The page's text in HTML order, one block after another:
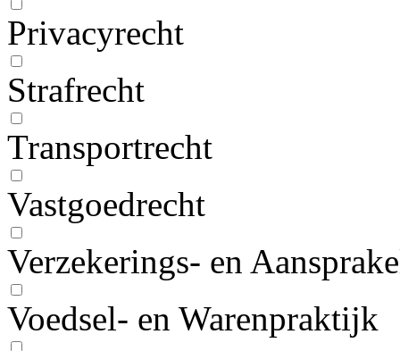
Privacyrecht
Strafrecht
Transportrecht
Vastgoedrecht
Verzekerings- en
Voedsel- en Warenpraktijk